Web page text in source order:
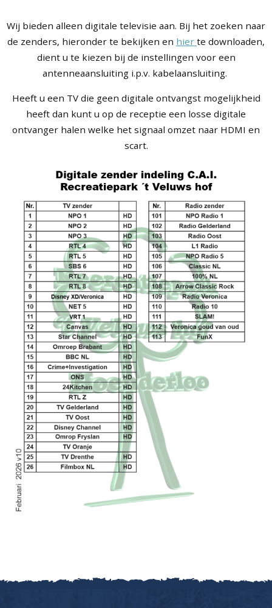
Wij bieden alleen digitale televisie aan. Bij het zoeken naar
de zenders, hieronder te bekijken en hier te downloaden,
dient u te kiezen bij de instellingen voor een
antenneaansluiting i.p.v. kabelaansluiting.
Heeft u een TV die geen digitale ontvangst mogelijkheid
heeft dan kunt u op de receptie een losse digitale
ontvanger halen welke het signaal omzet naar HDMI en
scart.